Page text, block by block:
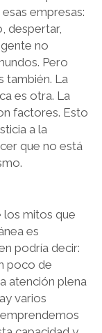
empresas:
despertar,
no
Pero
también. La
es otra. La
factores. Esto
a la
que no está
los mitos que
es
podría decir:
poco de
atención plena
varios